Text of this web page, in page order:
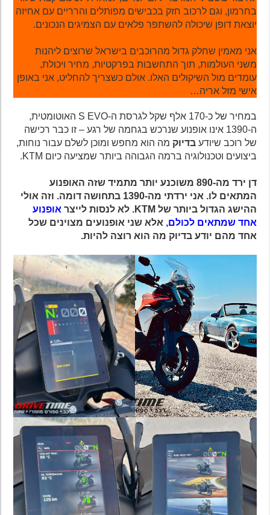
בחרמון, וגם לרכוב חזק בכבישים מפותלים והרריים עם אחיזה
יוצאת דופן שיכולה להשתפר פלאים עם הצמיגים הנכונים.
אני מאמין שחלק גדול מהרוכבים בישראל שרוצים ליהנות
משני העולמות, תוך התחשבות בפרקטיות, מחיר ויכולת,
עומדים מול השיקולים האלו. אולם כשצריך להחליט, אני באופן
אישי מזל אריה…
במחיר של כ-170 אלף שקל לגרסת ה-S EVO האוטומטית,
ה-1390 אינו אופנוע שנרכש בגחמה של רגע – זו כבר רכישה
של רוכב שיודעבדיוקמה הוא מחפש ומוכן לשלם עבור נוחות,
ביצועים וטכנולוגיה ברמה הגבוהה ביותר שמציעה כיום KTM.
דן ירד מה-890 משוכנע יותר מתמיד שזה האופנוע
המתאים לו. אני ירדתי מה-1390 בתחושה דומה. וזה אולי
ההישג הגדול ביותר של KTM. לא לנסות לייצר
אופנוע
אחד שמתאים לכולם, אלא שני אופנועים מצוינים שכל
אחד מהם יודע בדיוק מה הוא רוצה להיות.